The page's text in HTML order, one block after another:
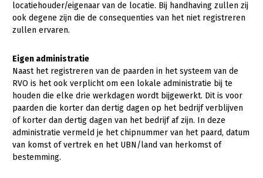
locatiehouder/eigenaar van de locatie. Bij handhaving zullen zij
ook degene zijn die de consequenties van het niet registreren
zullen ervaren.
Eigen administratie
Naast het registreren van de paarden in het systeem van de
RVO is het ook verplicht om een lokale administratie bij te
houden die elke drie werkdagen wordt bijgewerkt. Dit is voor
paarden die korter dan dertig dagen op het bedrijf verblijven
of korter dan dertig dagen van het bedrijf af zijn. In deze
administratie vermeld je het chipnummer van het paard, datum
van komst of vertrek en het UBN/land van herkomst of
bestemming.